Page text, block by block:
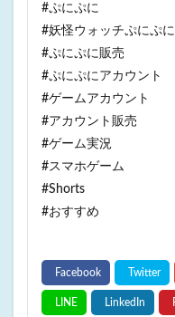
#ぷにぷに
#妖怪ウォッチぷにぷに
#ぷにぷに販売
#ぷにぷにアカウント
#ゲームアカウント
#アカウント販売
#ゲーム実況
#スマホゲーム
#Shorts
#おすすめ